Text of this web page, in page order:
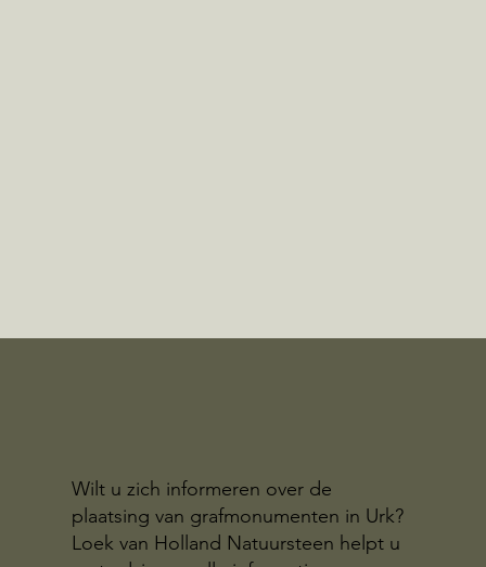
Wilt u zich informeren over de
plaatsing van grafmonumenten in Urk?
Loek van Holland Natuursteen helpt u